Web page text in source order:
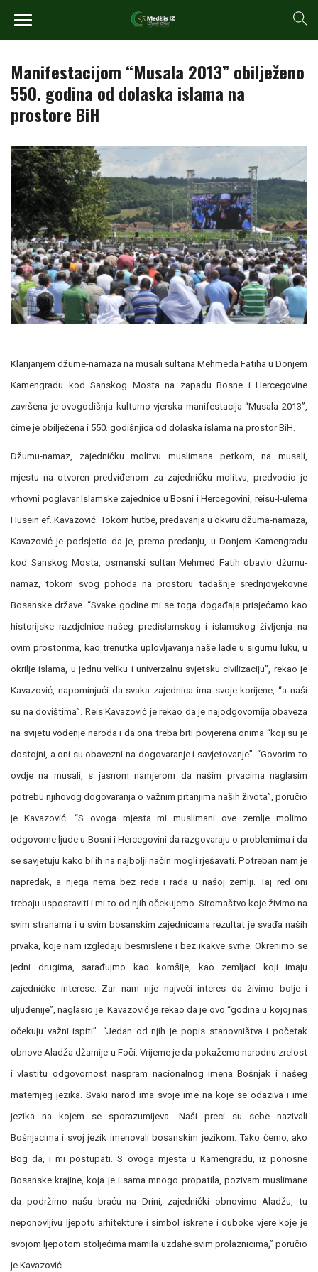
Manifestacijom “Musala 2013” obilježeno
550. godina od dolaska islama na
prostore BiH
Klanjanjem džume-namaza na musali sultana Mehmeda Fatiha u Donjem
Kamengradu kod Sanskog Mosta na zapadu Bosne i Hercegovine
završena je ovogodišnja kulturno-vjerska manifestacija “Musala 2013”,
čime je obilježena i 550. godišnjica od dolaska islama na prostor BiH.
Džumu-namaz, zajedničku molitvu muslimana petkom, na musali,
mjestu na otvoren predviđenom za zajedničku molitvu, predvodio je
vrhovni poglavar Islamske zajednice u Bosni i Hercegovini, reisu-l-ulema
Husein ef. Kavazović. Tokom hutbe, predavanja u okviru džuma-namaza,
Kavazović je podsjetio da je, prema predanju, u Donjem Kamengradu
kod Sanskog Mosta, osmanski sultan Mehmed Fatih obavio džumu-
namaz, tokom svog pohoda na prostoru tadašnje srednjovjekovne
Bosanske države. “Svake godine mi se toga događaja prisjećamo kao
historijske razdjelnice našeg predislamskog i islamskog življenja na
ovim prostorima, kao trenutka uplovljavanja naše lađe u sigurnu luku, u
okrilje islama, u jednu veliku i univerzalnu svjetsku civilizaciju”, rekao je
Kavazović, napominjući da svaka zajednica ima svoje korijene, “a naši
su na dovištima”. Reis Kavazović je rekao da je najodgovornija obaveza
na svijetu vođenje naroda i da ona treba biti povjerena onima “koji su je
dostojni, a oni su obavezni na dogovaranje i savjetovanje”. “Govorim to
ovdje na musali, s jasnom namjerom da našim prvacima naglasim
potrebu njihovog dogovaranja o važnim pitanjima naših života”, poručio
je Kavazović. “S ovoga mjesta mi muslimani ove zemlje molimo
odgovorne ljude u Bosni i Hercegovini da razgovaraju o problemima i da
se savjetuju kako bi ih na najbolji način mogli rješavati. Potreban nam je
napredak, a njega nema bez reda i rada u našoj zemlji. Taj red oni
trebaju uspostaviti i mi to od njih očekujemo. Siromaštvo koje živimo na
svim stranama i u svim bosanskim zajednicama rezultat je svađa naših
prvaka, koje nam izgledaju besmislene i bez ikakve svrhe. Okrenimo se
jedni drugima, sarađujmo kao komšije, kao zemljaci koji imaju
zajedničke interese. Zar nam nije najveći interes da živimo bolje i
uljuđenije”, naglasio je. Kavazović je rekao da je ovo “godina u kojoj nas
očekuju važni ispiti”. “Jedan od njih je popis stanovništva i početak
obnove Aladža džamije u Foči. Vrijeme je da pokažemo narodnu zrelost
i vlastitu odgovornost naspram nacionalnog imena Bošnjak i našeg
maternjeg jezika. Svaki narod ima svoje ime na koje se odaziva i ime
jezika na kojem se sporazumijeva. Naši preci su sebe nazivali
Bošnjacima i svoj jezik imenovali bosanskim jezikom. Tako ćemo, ako
Bog da, i mi postupati. S ovoga mjesta u Kamengradu, iz ponosne
Bosanske krajine, koja je i sama mnogo propatila, pozivam muslimane
da podržimo našu braću na Drini, zajednički obnovimo Aladžu, tu
neponovljivu ljepotu arhitekture i simbol iskrene i duboke vjere koje je
svojom ljepotom stoljećima mamila uzdahe svim prolaznicima,” poručio
je Kavazović.